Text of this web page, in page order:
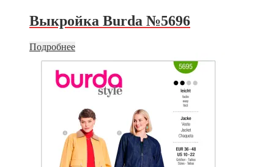
Выкройка Burda №5696
Подробнее